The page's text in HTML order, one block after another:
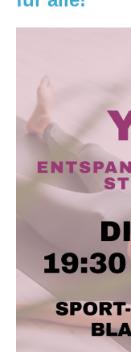
YOGA
Entspannung,
Balance
Stressabbau
Dienstag,
19:30
20:30